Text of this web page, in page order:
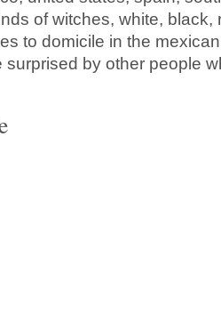
of witches, white, black,
to domicile in the
surprised by other people